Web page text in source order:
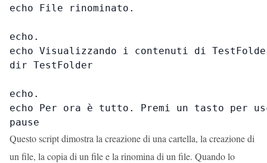
echo File rinominato.
echo.
echo Visualizzando i contenuti di
dir TestFolder
echo.
echo Per ora è tutto. Premi un tasto per
pause
Questo script dimostra la creazione di una cartella, la creazione di
un file, la copia di un file e la rinomina di un file. Quando lo